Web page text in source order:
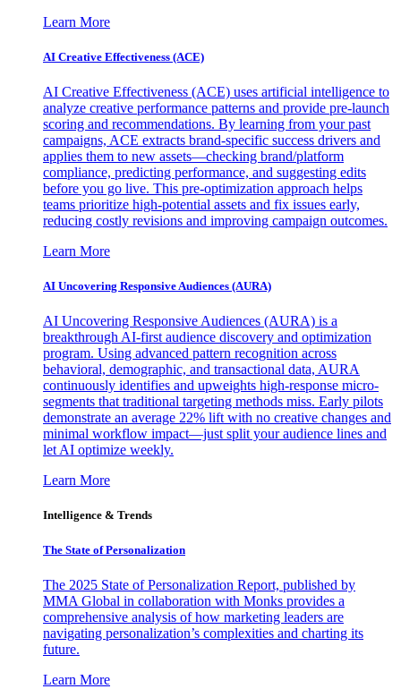
Learn More
AI Creative Effectiveness (ACE)
AI Creative Effectiveness (ACE) uses artificial intelligence to
analyze creative performance patterns and provide pre-launch
scoring and recommendations. By learning from your past
campaigns, ACE extracts brand-specific success drivers and
applies them to new assets—checking brand/platform
compliance, predicting performance, and suggesting edits
before you go live. This pre-optimization approach helps
teams prioritize high-potential assets and fix issues early,
reducing costly revisions and improving campaign outcomes.
Learn More
AI Uncovering Responsive Audiences (AURA)
AI Uncovering Responsive Audiences (AURA) is a
breakthrough AI-first audience discovery and optimization
program. Using advanced pattern recognition across
behavioral, demographic, and transactional data, AURA
continuously identifies and upweights high-response micro-
segments that traditional targeting methods miss. Early pilots
demonstrate an average 22% lift with no creative changes and
minimal workflow impact—just split your audience lines and
let AI optimize weekly.
Learn More
Intelligence & Trends
The State of Personalization
The 2025 State of Personalization Report, published by
MMA Global in collaboration with Monks provides a
comprehensive analysis of how marketing leaders are
navigating personalization’s complexities and charting its
future.
Learn More